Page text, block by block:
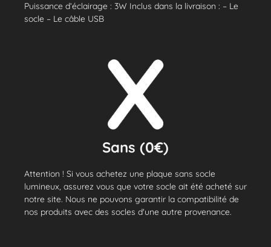
Puissance d’éclairage : 3W Inclus dans la livraison : – Le
socle – Le câble USB
Sans (0€)
Attention ! Si vous achetez une plaque sans socle
lumineux, assurez vous que votre socle ait été acheté sur
notre site. Nous ne pouvons garantir la compatibilité de
nos produits avec des socles d'une autre provenance.